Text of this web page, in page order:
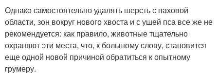
Однако самостоятельно удалять шерсть с паховой
области, зон вокруг нового хвоста и с ушей пса все же не
рекомендуется: как правило, животные тщательно
охраняют эти места, что, к большому слову, становится
еще одной новой причиной обратиться к опытному
грумеру.